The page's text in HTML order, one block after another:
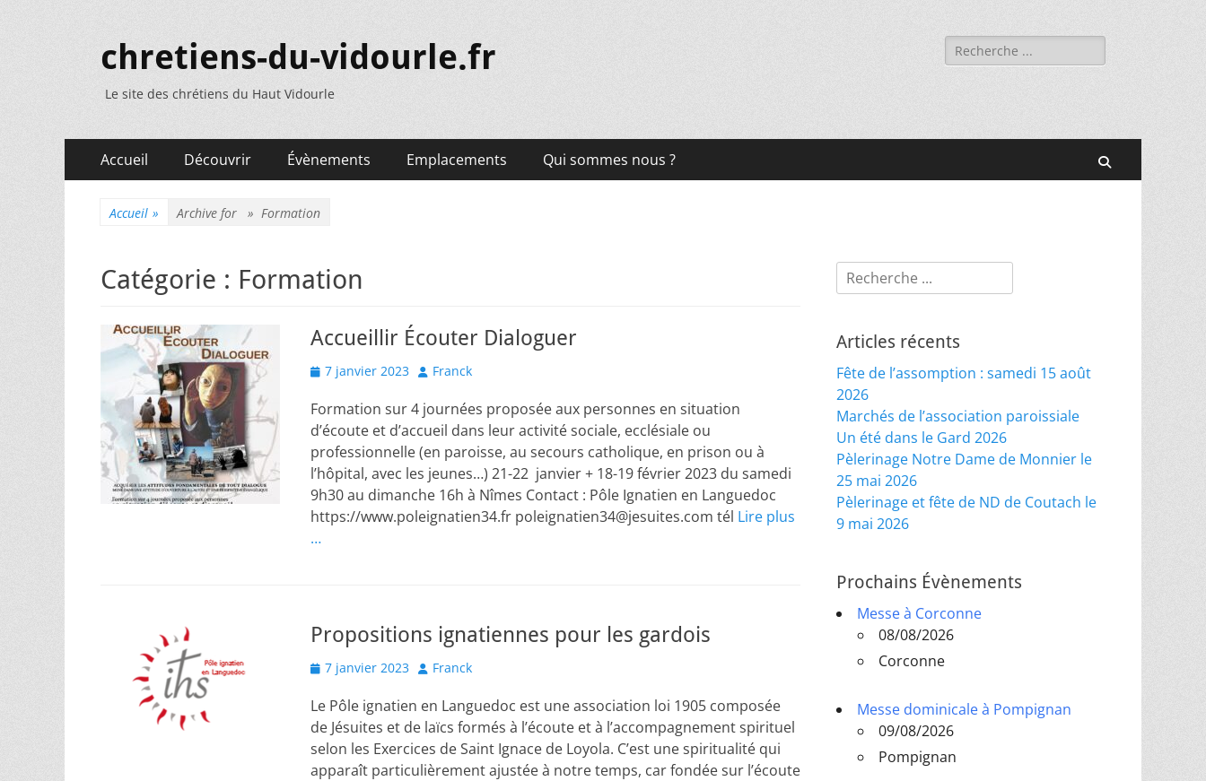
chretiens-du-vidourle.fr
Le site des chrétiens du Haut Vidourle
Rechercher :
Menu
principal
Accueil Découvrir Évènements Emplacements Qui sommes nous ?
Accueil » Archive for » Formation
Catégorie : Formation
Accueillir Écouter Dialoguer
Posted
7 janvier 2023 Author
Franck
Formation sur 4 journées proposée aux personnes en situation
d’écoute et d’accueil dans leur activité sociale, ecclésiale ou
professionnelle (en paroisse, au secours catholique, en prison ou à
l’hôpital, avec les jeunes…) 21-22 janvier + 18-19 février 2023 du samedi
9h30 au dimanche 16h à Nîmes Contact : Pôle Ignatien en Languedoc
https://www.poleignatien34.fr poleignatien34@jesuites.com tél Lire plus
…
Propositions ignatiennes pour les gardois
Posted
7 janvier 2023 Author
Franck
Le Pôle ignatien en Languedoc est une association loi 1905 composée
de Jésuites et de laïcs formés à l’écoute et à l’accompagnement spirituel
selon les Exercices de Saint Ignace de Loyola. C’est une spiritualité qui
apparaît particulièrement ajustée à notre temps, car fondée sur l’écoute
Rechercher :
Articles récents
Fête de l’assomption : samedi 15 août
2026
Marchés de l’association paroissiale
Un été dans le Gard 2026
Pèlerinage Notre Dame de Monnier le
25 mai 2026
Pèlerinage et fête de ND de Coutach le
9 mai 2026
Prochains Évènements
Messe à Corconne
08/08/2026
Corconne
Messe dominicale à Pompignan
09/08/2026
Pompignan